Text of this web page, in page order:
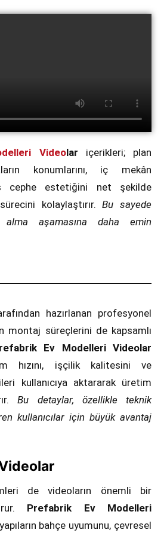
Videolar içerikleri; plan
konumlarını, iç mekân
cephe estetiğini net şekilde
kolaylaştırır.Bu sayede
alma aşamasına daha emin
hazırlanan profesyonel
montaj süreçlerini de kapsamlı
Ev Modelleri Videolar
hızını, işçilik kalitesini ve
kullanıcıya aktararak üretim
Bu detaylar, özellikle teknik
kullanıcılar için büyük avantaj
de videoların önemli bir
Prefabrik Ev Modelleri
bahçe uyumunu, çevresel